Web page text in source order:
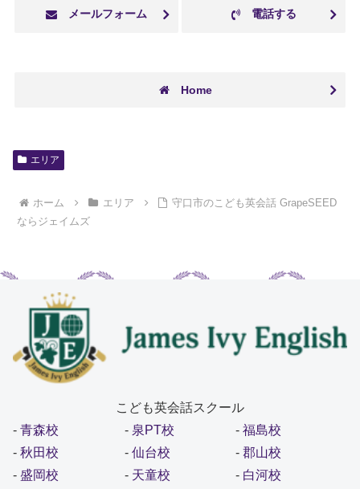
メールフォーム 電話する
Home
エリア
ホーム エリア
守口市のこども英会話 GrapeSEED
ならジェイムズ
こども英会話スクール
- 青森校
- 秋田校
- 盛岡校
- 泉PT校
- 仙台校
- 天童校
-福島校
-郡山校
- 白河校